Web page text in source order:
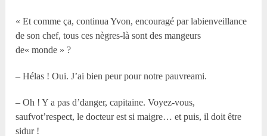
« Et comme ça, continua Yvon, encouragé par labienveillance
de son chef, tous ces nègres-là sont des mangeurs
de« monde » ?
– Hélas ! Oui. J’ai bien peur pour notre pauvreami.
– Oh ! Y a pas d’danger, capitaine. Voyez-vous,
saufvot’respect, le docteur est si maigre… et puis, il doit être
sidur !